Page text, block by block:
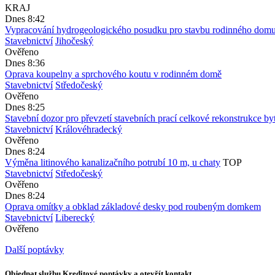
KRAJ
Dnes 8:42
Vypracování hydrogeologického posudku pro stavbu rodinného
Stavebnictví Jihočeský
Ověřeno
Dnes 8:36
Oprava koupelny a sprchového koutu v rodinném domě
Stavebnictví Středočeský
Ověřeno
Dnes 8:25
Stavební dozor pro převzetí stavebních prací celkové rekonstrukce
Stavebnictví Královéhradecký
Ověřeno
Dnes 8:24
Výměna litinového kanalizačního potrubí 10 m, u chaty TOP
Stavebnictví Středočeský
Ověřeno
Dnes 8:24
Oprava omítky a obklad základové desky pod roubeným domkem
Stavebnictví Liberecký
Ověřeno
Další poptávky